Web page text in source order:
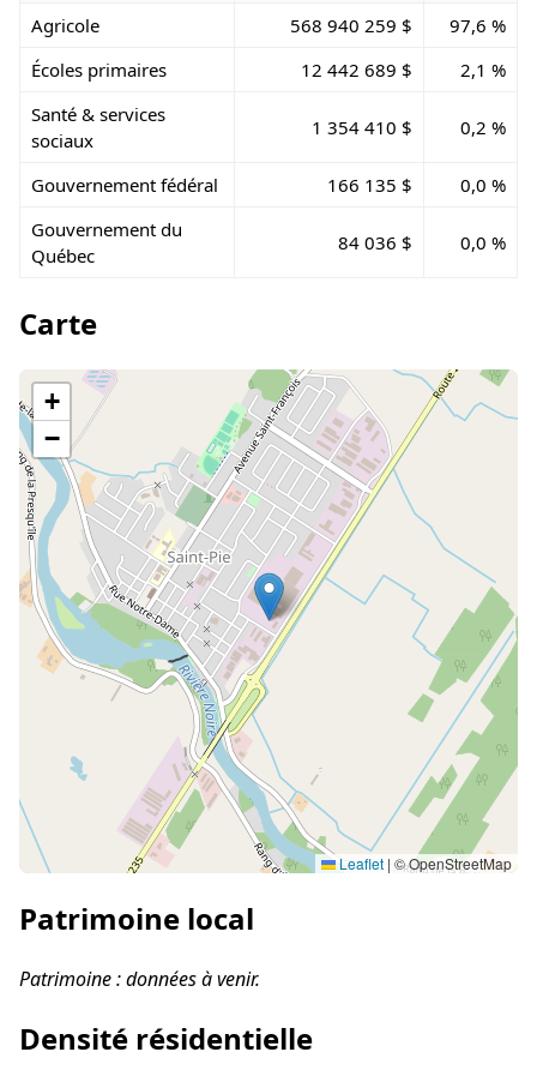
Agricole
568 940 259 $
97,6 %
Écoles primaires
12 442 689 $
2,1 %
Santé & services
sociaux
1 354 410 $ 0,2 %
Gouvernement fédéral 166 135 $
0,0 %
Gouvernement du
Québec
84 036 $ 0,0 %
Carte
+
−
Leaflet | © OpenStreetMap
Patrimoine local
Patrimoine : données à venir.
Densité résidentielle